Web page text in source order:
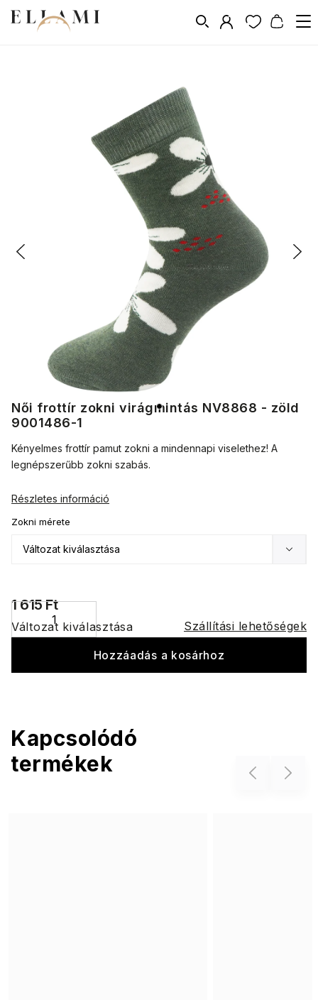
Női frottír zokni virágmintás NV8868 - zöld
9001486-1
1 615 Ft
Változat kiválasztása Szállítási lehetőségek
Zokni mérete
Hozzáadás a kosárhoz
Kényelmes frottír pamut zokni a mindennapi viselethez! A
legnépszerűbb zokni szabás.
Részletes információ
Kapcsolódó
termékek
Previous Next